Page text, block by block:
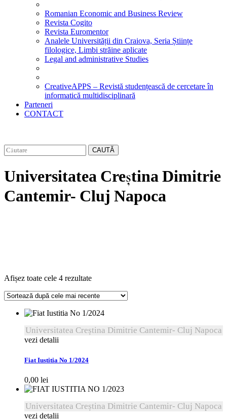
Romanian Economic and Business Review
Revista Cogito
Revista Euromentor
Analele Universității din Craiova, Seria Științe
filologice, Limbi străine aplicate
Legal and administrative Studies
CreativeAPPS – Revistă studențească de cercetare în
informatică multidisciplinară
Parteneri
CONTACT
CAUTĂ
Universitatea Creștina Dimitrie
Cantemir- Cluj Napoca
Afișez toate cele 4 rezultateSortat
cele
recente
Universitatea Creștina Dimitrie Cantemir- Cluj Napoca
vezi detalii
Fiat Iustitia No 1/2024
0,00 lei
Universitatea Creștina Dimitrie Cantemir- Cluj Napoca
vezi detalii